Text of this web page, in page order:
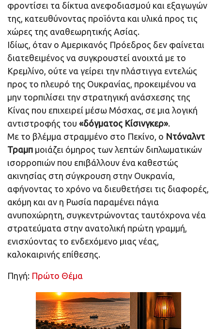
φροντίσει τα δίκτυα ανεφοδιασμού και εξαγωγών
της, κατευθύνοντας προϊόντα και υλικά προς τις
χώρες της αναθεωρητικής Ασίας.
Ιδίως, όταν ο Αμερικανός Πρόεδρος δεν φαίνεται
διατεθειμένος να συγκρουστεί ανοιχτά με το
Κρεμλίνο, ούτε να γείρει την πλάστιγγα εντελώς
προς το πλευρό της Ουκρανίας, προκειμένου να
μην τορπιλίσει την στρατηγική ανάσχεσης της
Κίνας που επιχειρεί μέσω Μόσχας, σε μια λογική
αντιστροφής του «δόγματος Κίσινγκερ».
Με το βλέμμα στραμμένο στο Πεκίνο, ο Ντόναλντ
Τραμπ μοιάζει όμηρος των λεπτών διπλωματικών
ισορροπιών που επιβάλλουν ένα καθεστώς
ακινησίας στη σύγκρουση στην Ουκρανία,
αφήνοντας το χρόνο να διευθετήσει τις διαφορές,
ακόμη και αν η Ρωσία παραμένει πάγια
ανυποχώρητη, συγκεντρώνοντας ταυτόχρονα νέα
στρατεύματα στην ανατολική πρώτη γραμμή,
ενισχύοντας το ενδεχόμενο μιας νέας,
καλοκαιρινής επίθεσης.
Πηγή: Πρώτο Θέμα